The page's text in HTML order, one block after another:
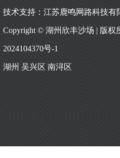
技术支持：江苏鹿鸣网路科技有
Copyright © 湖州欣丰沙场 | 版权
2024104370号-1
湖州 吴兴区 南浔区